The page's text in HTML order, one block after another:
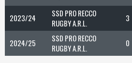
2023/24
SSD PRO RECCO
RUGBY A.R.L.
3
2024/25
SSD PRO RECCO
RUGBY A.R.L.
0